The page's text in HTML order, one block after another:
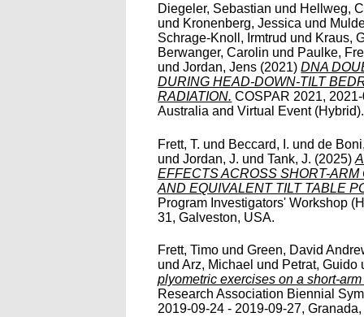
Diegeler, Sebastian und Hellweg,
und Kronenberg, Jessica und
Schrage-Knoll, Irmtrud und Kraus,
Berwanger, Carolin und Paulke,
undJordan, Jens (2021)DNA
DURING HEAD-DOWN-TILT
RADIATION. COSPAR 2021,
Australia and Virtual Event (Hybrid).
Frett, T. und Beccard, I. undde
undJordan, J. undTank, J. (2025)
EFFECTS ACROSS SHORT-
AND EQUIVALENT TILT TABLE
Program Investigators' Workshop
31, Galveston, USA.
Frett, Timo undGreen, David
undArz, Michael und Petrat, Guido
plyometric exercises on a short-
Research Association Biennial
2019-09-24 - 2019-09-27,